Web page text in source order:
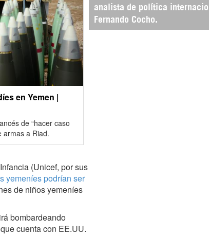
analista de política
Fernando Cocho.
en Yemen |
de “hacer caso
armas a Riad.
(Unicef, por sus
yemeníes podrían ser
de niños yemeníes
bombardeando
cuenta con EE.UU.